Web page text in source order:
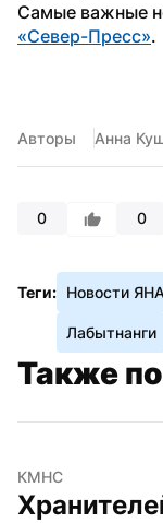
«Север-Пресс».
Авторы Анна
0 0
Теги: Новости
Лабытнанги
Также
КМНС